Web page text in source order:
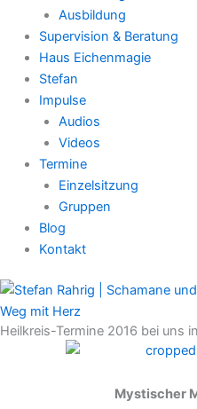
Ausbildung
Supervision & Beratung
Haus Eichenmagie
Stefan
Impulse
Audios
Videos
Termine
Einzelsitzung
Gruppen
Blog
Kontakt
Heilkreis-Termine 2016 bei uns
Mystischer